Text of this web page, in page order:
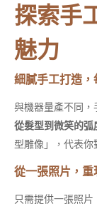
探索手
魅力
細膩手工打造
與機器量產不同，
從髮型到微笑的弧
型雕像」，代表你
從一張照片，
只需提供一張照